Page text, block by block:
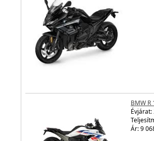
BMW R
Évjárat:
Ár: 9